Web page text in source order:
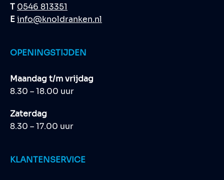
T 0546 813351
Einfo@knoldranken.nl
OPENINGSTIJDEN
Maandag t/m vrijdag
8.30 – 18.00 uur
Zaterdag
8.30 – 17.00 uur
KLANTENSERVICE